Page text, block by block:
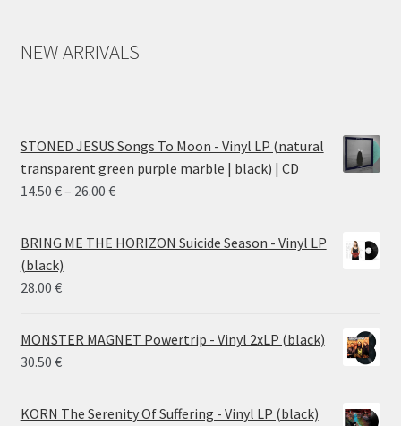
NEW ARRIVALS
STONED JESUS Songs To Moon - Vinyl LP (natural
transparent green purple marble | black) | CD
14.50 €– 26.00 €Price
14.50 €
BRING ME THE HORIZON Suicide Season - Vinyl LP
(black)
28.00 €
MONSTER MAGNET Powertrip - Vinyl 2xLP (black)
30.50 €
KORN The Serenity Of Suffering - Vinyl LP (black)